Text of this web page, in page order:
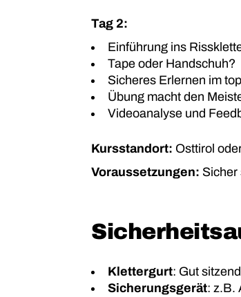
Tag 2:
Einführung ins
Tape oder Handschuh?
Sicheres Erlernen im
Übung macht den
Videoanalyse und
Kursstandort: Osttirol
Voraussetzungen: Sicher
Klettergurt: Gut
Sicherungsgerät: z.B.